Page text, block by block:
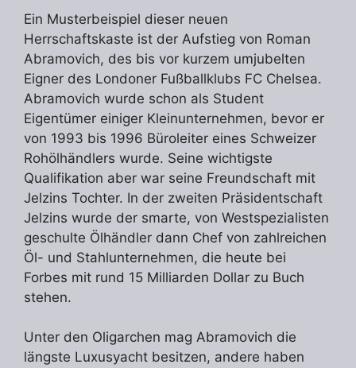
Ein Musterbeispiel dieser neuen
Herrschaftskaste ist der Aufstieg von Roman
Abramovich, des bis vor kurzem umjubelten
Eigner des Londoner Fußballklubs FC Chelsea.
Abramovich wurde schon als Student
Eigentümer einiger Kleinunternehmen, bevor er
von 1993 bis 1996 Büroleiter eines Schweizer
Rohölhändlers wurde. Seine wichtigste
Qualifikation aber war seine Freundschaft mit
Jelzins Tochter. In der zweiten Präsidentschaft
Jelzins wurde der smarte, von Westspezialisten
geschulte Ölhändler dann Chef von zahlreichen
Öl- und Stahlunternehmen, die heute bei
Forbes mit rund 15 Milliarden Dollar zu Buch
stehen.
Unter den Oligarchen mag Abramovich die
längste Luxusyacht besitzen, andere haben